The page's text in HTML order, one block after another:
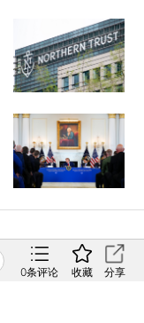
0条评论 收藏 分享